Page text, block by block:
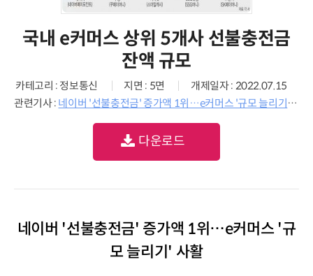
국내 e커머스 상위 5개사 선불충전금
잔액 규모
카테고리 : 정보통신 지면 : 5면
개제일자 : 2022.07.15
관련기사 : 네이버 '선불충전금' 증가액 1위…e커머스 '규모 늘리기' 사활
다운로드
네이버 '선불충전금' 증가액 1위…e커머스 '규
모 늘리기' 사활